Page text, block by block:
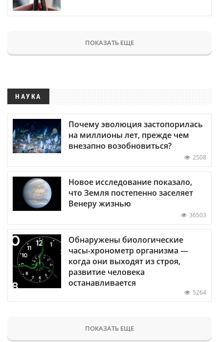
ПОКАЗАТЬ ЕЩЕ
НАУКА
Почему эволюция застопорилась
на миллионы лет, прежде чем
внезапно возобновиться?
2508
Новое исследование показало,
что Земля постепенно заселяет
Венеру жизнью
36503
Обнаружены биологические
часы-хронометр организма —
когда они выходят из строя,
развитие человека
останавливается
5264
ПОКАЗАТЬ ЕЩЕ